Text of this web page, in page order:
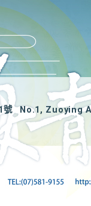
號
No.1, Zuoying